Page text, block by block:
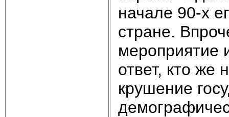
начале 90-х
стране.
мероприятие
ответ, кто же
крушение